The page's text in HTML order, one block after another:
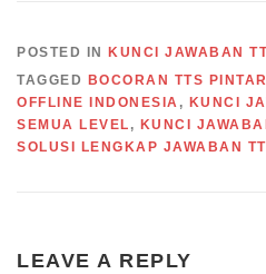
POSTED IN
KUNCI JAWABAN
TAGGED
BOCORAN TTS PINTAR
OFFLINE INDONESIA , KUNCI
SEMUA LEVEL , KUNCI
SOLUSI LENGKAP JAWABAN
LEAVE A REPLY